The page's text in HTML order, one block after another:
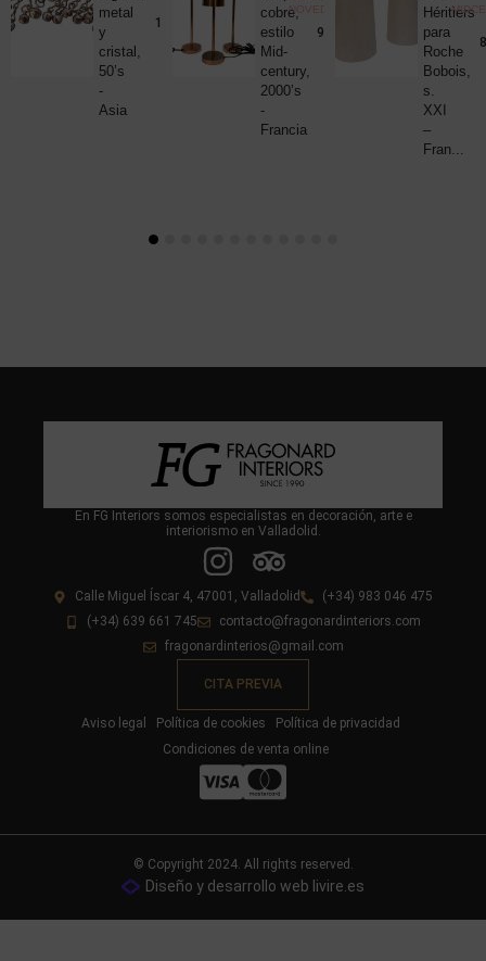
€
metal
y
cristal,
50’s
-
Asia
190,00
cobre,
estilo
Mid-
century,
2000’s
-
Francia
NOVEDADES
980,00
Héritiers
para
Roche
Bobois,
s.
XXI
–
Fran...
En FG Interiors somos especialistas en decoración, arte e
interiorismo en Valladolid.
Calle Miguel Íscar 4, 47001, Valladolid
(+34) 983 046 475
(+34) 639 661 745
contacto@fragonardinteriors.com
fragonardinterios@gmail.com
CITA PREVIA
Aviso legal Política de cookies
Política de privacidad
Condiciones de venta online
© Copyright 2024. All rights reserved.
Diseño y desarrollo web livire.es